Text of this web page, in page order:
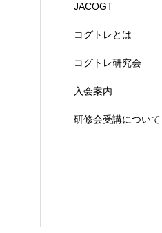
JACOGT
コグトレとは
コグトレ研究会
入会案内
研修会受講について